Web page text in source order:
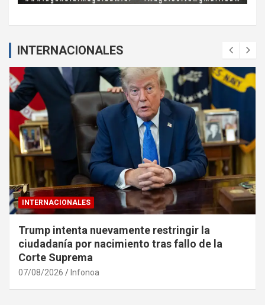
INTERNACIONALES
INTERNACIONALES
Trump intenta nuevamente restringir la
ciudadanía por nacimiento tras fallo de la
Corte Suprema
07/08/2026 Infonoa